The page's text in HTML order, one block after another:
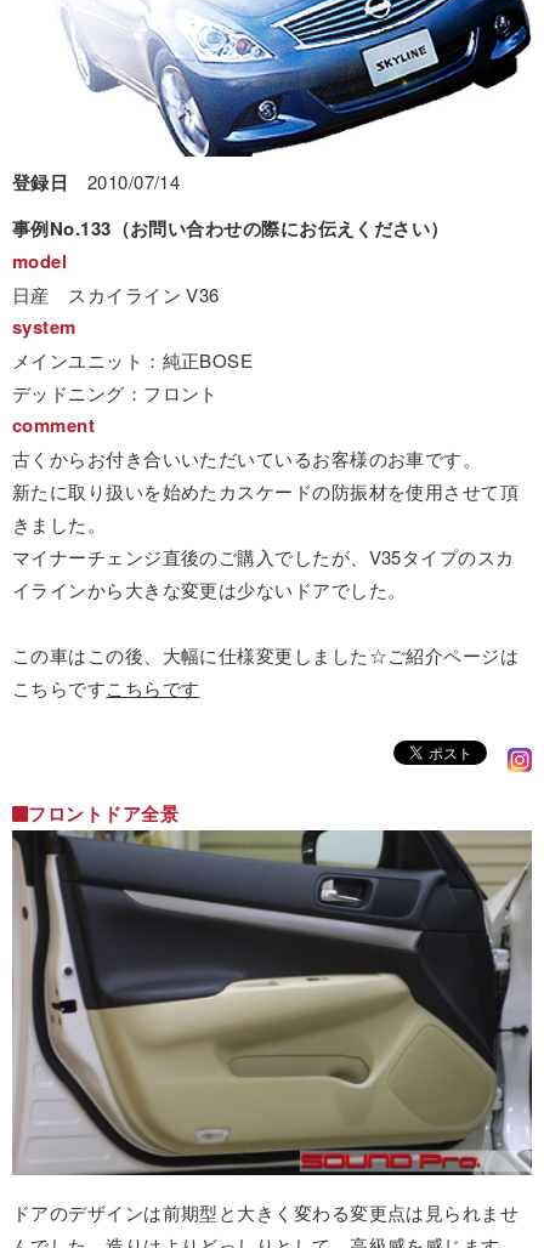
登録日 2010/07/14
事例No.133（お問い合わせの際にお伝えください）
model
日産 スカイライン V36
system
メインユニット：純正BOSE
デッドニング：フロント
comment
古くからお付き合いいただいているお客様のお車です。
新たに取り扱いを始めたカスケードの防振材を使用させて頂
きました。
マイナーチェンジ直後のご購入でしたが、V35タイプのスカ
イラインから大きな変更は少ないドアでした。
この車はこの後、大幅に仕様変更しました☆ご紹介ページは
こちらですこちらです
フロントドア全景
ドアのデザインは前期型と大きく変わる変更点は見られませ